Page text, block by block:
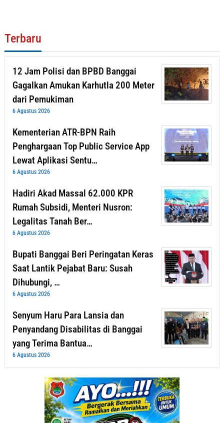
Terbaru
12 Jam Polisi dan BPBD Banggai
Gagalkan Amukan Karhutla 200 Meter
dari Pemukiman
6 Agustus 2026
Kementerian ATR-BPN Raih
Penghargaan Top Public Service App
Lewat Aplikasi Sentu…
6 Agustus 2026
Hadiri Akad Massal 62.000 KPR
Rumah Subsidi, Menteri Nusron:
Legalitas Tanah Ber…
6 Agustus 2026
Bupati Banggai Beri Peringatan Keras
Saat Lantik Pejabat Baru: Susah
Dihubungi, …
6 Agustus 2026
Senyum Haru Para Lansia dan
Penyandang Disabilitas di Banggai
yang Terima Bantua…
6 Agustus 2026